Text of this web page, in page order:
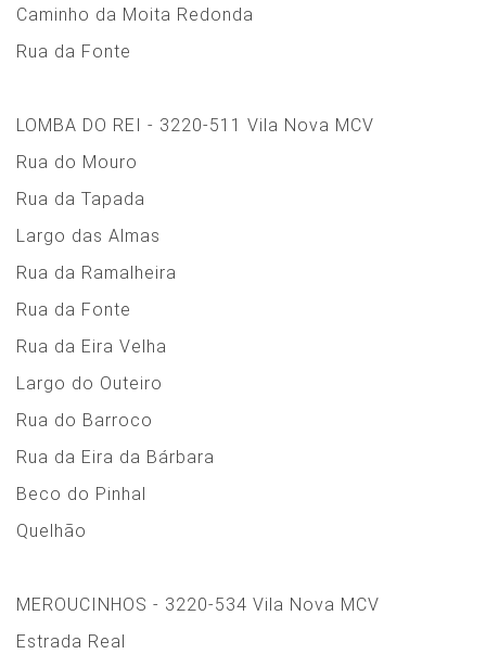
Caminho da Moita Redonda
Rua da Fonte
LOMBA DO REI - 3220-511 Vila Nova MCV
Rua do Mouro
Rua da Tapada
Largo das Almas
Rua da Ramalheira
Rua da Fonte
Rua da Eira Velha
Largo do Outeiro
Rua do Barroco
Rua da Eira da Bárbara
Beco do Pinhal
Quelhão
MEROUCINHOS - 3220-534 Vila Nova MCV
Estrada Real